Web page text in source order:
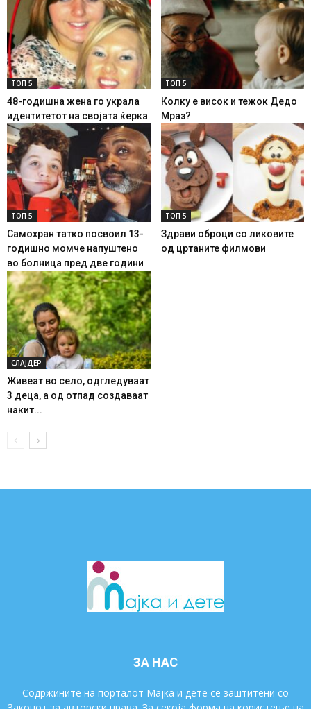
ТОП 5
48-годишна жена го украла
идентитетот на својата ќерка
ТОП 5
Колку е висок и тежок Дедо
Мраз?
ТОП 5
Самохран татко посвоил 13-
годишно момче напуштено
во болница пред две години
ТОП 5
Здрави оброци со ликовите
од цртаните филмови
СЛАЈДЕР
Живеат во село, одгледуваат
3 деца, а од отпад создаваат
накит...
ЗА НАС
Содржините на порталот Мајка и дете се заштитени со